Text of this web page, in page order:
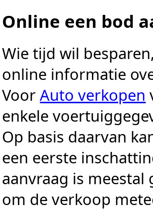
Online een bod
Wie tijd wil
online informatie
VoorAuto verkopen
enkele
Op basis daarvan
een eerste
aanvraag is
om de verkoop